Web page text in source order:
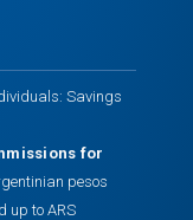
Savings
for
pesos
up to ARS